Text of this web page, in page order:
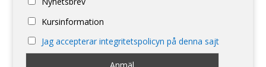
Kursinformation
Jag accepterar integritetspolicyn på denna sajt